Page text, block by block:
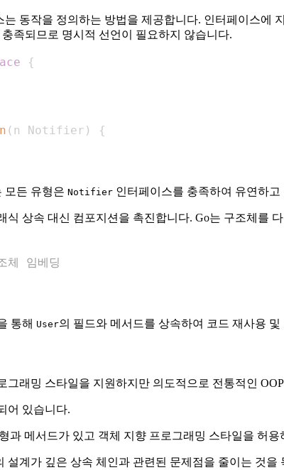
는 동작을 정의하는 방법을 제공합니다. 인터페이스에
족되므로 명시적 선언이 필요하지 않습니다.
{
( n Notifier )
{
모든 유형은 Notifier 인터페이스를 충족하여 유연하
식 상속 대신 컴포지션을 촉진합니다. Go는 구조체를
임베딩
통해 User의 필드와 메서드를 상속하여 코드 재사용
그래밍 스타일을 지원하지만 의도적으로 전통적인
어 있습니다.
과 메서드가 있고 객체 지향 프로그래밍 스타일을 허
설계가 깊은 상속 체인과 관련된 문제점을 줄이는 것